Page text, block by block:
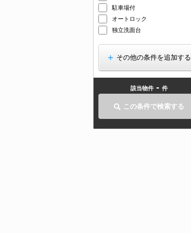
駐車場付
オートロック
独立洗面台
その他の条件を追加する
該当物件 - 件
この条件で検索する